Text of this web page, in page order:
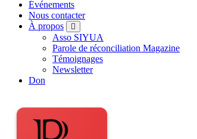
Événements
Nous contacter
À propos
Asso SIYUA
Parole de réconciliation Magazine
Témoignages
Newsletter
Don